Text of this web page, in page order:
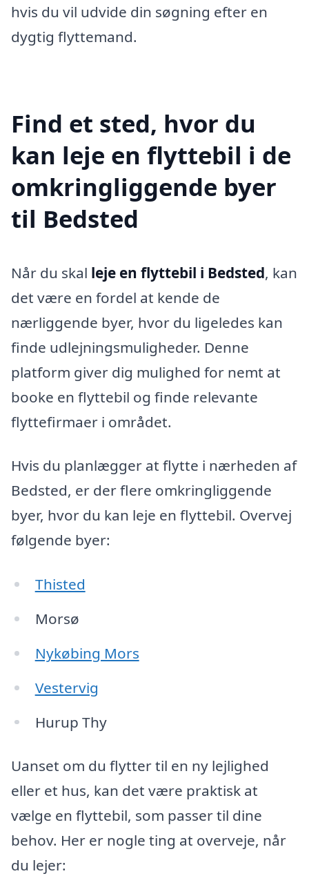
hvis du vil udvide din søgning efter en
dygtig flyttemand.
Find et sted, hvor du
kan leje en flyttebil i de
omkringliggende byer
til Bedsted
Når du skal leje en flyttebil i Bedsted, kan
det være en fordel at kende de
nærliggende byer, hvor du ligeledes kan
finde udlejningsmuligheder. Denne
platform giver dig mulighed for nemt at
booke en flyttebil og finde relevante
flyttefirmaer i området.
Hvis du planlægger at flytte i nærheden af
Bedsted, er der flere omkringliggende
byer, hvor du kan leje en flyttebil. Overvej
følgende byer:
Thisted
Morsø
Nykøbing Mors
Vestervig
Hurup Thy
Uanset om du flytter til en ny lejlighed
eller et hus, kan det være praktisk at
vælge en flyttebil, som passer til dine
behov. Her er nogle ting at overveje, når
du lejer: